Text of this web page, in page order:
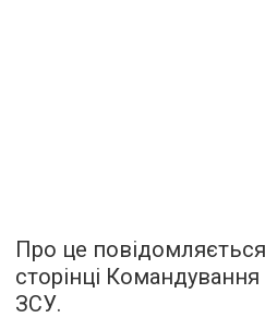
Про це
сторінці
ЗСУ.